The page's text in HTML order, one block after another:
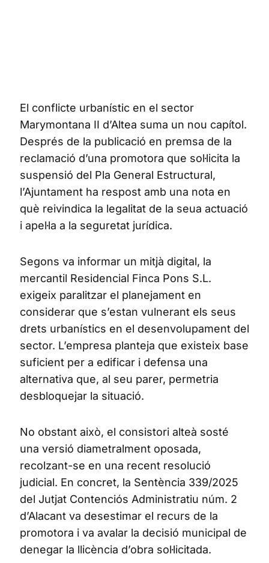
El conflicte urbanístic en el sector
Marymontana II d’Altea suma un nou capítol.
Després de la publicació en premsa de la
reclamació d’una promotora que sol·licita la
suspensió del Pla General Estructural,
l’Ajuntament ha respost amb una nota en
què reivindica la legalitat de la seua actuació
i apel·la a la seguretat jurídica.
Segons va informar un mitjà digital, la
mercantil Residencial Finca Pons S.L.
exigeix paralitzar el planejament en
considerar que s’estan vulnerant els seus
drets urbanístics en el desenvolupament del
sector. L’empresa planteja que existeix base
suficient per a edificar i defensa una
alternativa que, al seu parer, permetria
desbloquejar la situació.
No obstant això, el consistori alteà sosté
una versió diametralment oposada,
recolzant-se en una recent resolució
judicial. En concret, la Sentència 339/2025
del Jutjat Contenciós Administratiu núm. 2
d’Alacant va desestimar el recurs de la
promotora i va avalar la decisió municipal de
denegar la llicència d’obra sol·licitada.